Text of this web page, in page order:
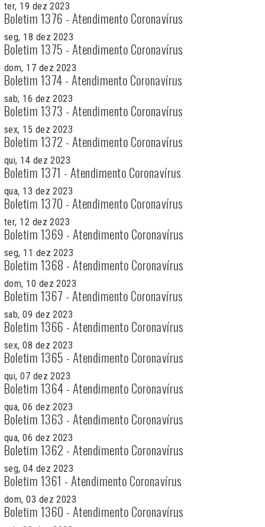
ter, 19 dez 2023
Boletim 1376 - Atendimento Coronavírus
seg, 18 dez 2023
Boletim 1375 - Atendimento Coronavírus
dom, 17 dez 2023
Boletim 1374 - Atendimento Coronavírus
sab, 16 dez 2023
Boletim 1373 - Atendimento Coronavírus
sex, 15 dez 2023
Boletim 1372 - Atendimento Coronavírus
qui, 14 dez 2023
Boletim 1371 - Atendimento Coronavírus
qua, 13 dez 2023
Boletim 1370 - Atendimento Coronavírus
ter, 12 dez 2023
Boletim 1369 - Atendimento Coronavírus
seg, 11 dez 2023
Boletim 1368 - Atendimento Coronavírus
dom, 10 dez 2023
Boletim 1367 - Atendimento Coronavírus
sab, 09 dez 2023
Boletim 1366 - Atendimento Coronavírus
sex, 08 dez 2023
Boletim 1365 - Atendimento Coronavírus
qui, 07 dez 2023
Boletim 1364 - Atendimento Coronavírus
qua, 06 dez 2023
Boletim 1363 - Atendimento Coronavírus
qua, 06 dez 2023
Boletim 1362 - Atendimento Coronavírus
seg, 04 dez 2023
Boletim 1361 - Atendimento Coronavírus
dom, 03 dez 2023
Boletim 1360 - Atendimento Coronavírus